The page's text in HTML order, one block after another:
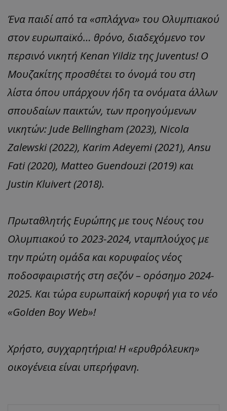
Ένα παιδί από τα «σπλάχνα» του Ολυμπιακού
στον ευρωπαϊκό… θρόνο, διαδεχόμενο τον
περσινό νικητή Kenan Yildiz της Juventus! Ο
Μουζακίτης προσθέτει το όνομά του στη
λίστα όπου υπάρχουν ήδη τα oνόματα άλλων
σπουδαίων παικτών, των προηγούμενων
νικητών: Jude Bellingham (2023), Nicola
Zalewski (2022), Karim Adeyemi (2021), Ansu
Fati (2020), Matteo Guendouzi (2019) και
Justin Kluivert (2018).
Πρωταθλητής Ευρώπης με τους Νέους του
Ολυμπιακού το 2023-2024, νταμπλούχος με
την πρώτη ομάδα και κορυφαίος νέος
ποδοσφαιριστής στη σεζόν – ορόσημο 2024-
2025. Και τώρα ευρωπαϊκή κορυφή για το νέο
«Golden Boy Web»!
Χρήστο, συγχαρητήρια! Η «ερυθρόλευκη»
οικογένεια είναι υπερήφανη.